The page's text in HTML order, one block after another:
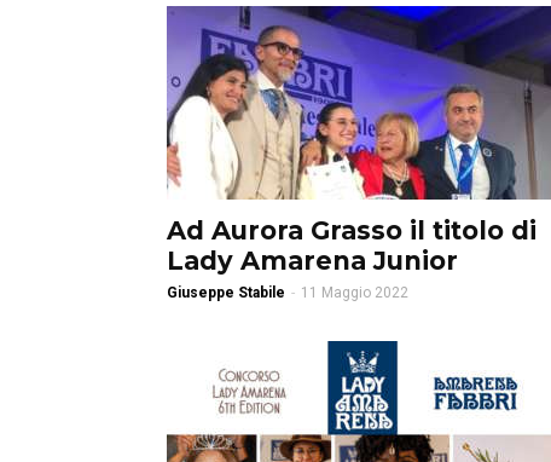
Ad Aurora Grasso il titolo di
Lady Amarena Junior
Giuseppe Stabile - 11 Maggio 2022